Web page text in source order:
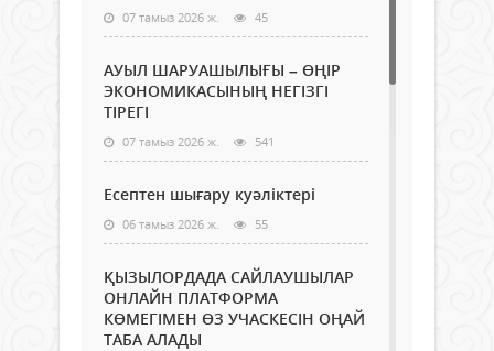
07 тамыз 2026 ж. 45
АУЫЛ ШАРУАШЫЛЫҒЫ – ӨҢІР
ЭКОНОМИКАСЫНЫҢ НЕГІЗГІ
ТІРЕГІ
07 тамыз 2026 ж. 541
Есептен шығару куәліктері
06 тамыз 2026 ж. 55
ҚЫЗЫЛОРДАДА САЙЛАУШЫЛАР
ОНЛАЙН ПЛАТФОРМА
КӨМЕГІМЕН ӨЗ УЧАСКЕСІН ОҢАЙ
ТАБА АЛАДЫ